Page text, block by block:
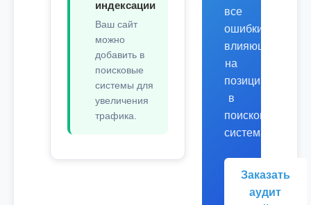
индексации
Ваш сайт
можно
добавить в
поисковые
системы для
увеличения
трафика.
все
ошибки,
влияющие
на
позиции
в
поисковых
системах.
Заказать
аудит